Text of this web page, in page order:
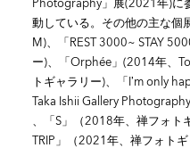
Photography」展(2021年)に
動している。その他の主な個
M)、「REST 3000~ STAY
ー)、「Orphée」(2014年、
トギャラリー)、「I’m only
Taka Ishii Gallery
、「S」（2018年、禅フォ
TRIP」（2021年、禅フォト